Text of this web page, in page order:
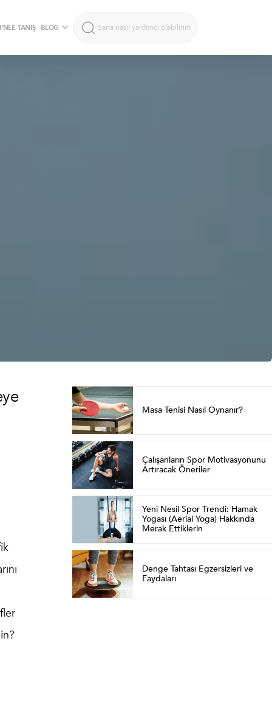
TANIŞ BLOG
Masa Tenisi Nasıl Oynanır?
Çalışanların Spor Motivasyonunu
Artıracak Öneriler
Yeni Nesil Spor Trendi: Hamak
Yogası (Aerial Yoga) Hakkında
Merak Ettiklerin
Denge Tahtası Egzersizleri ve
Faydaları